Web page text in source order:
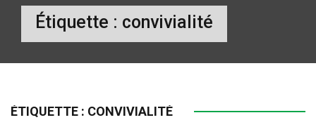
Étiquette : convivialité
ÉTIQUETTE : CONVIVIALITÉ